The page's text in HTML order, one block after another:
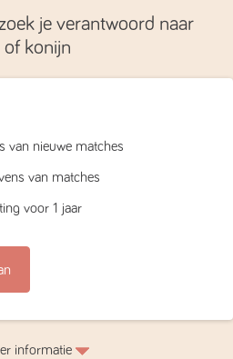
je verantwoord naar
of konijn
van nieuwe matches
van matches
voor 1 jaar
informatie